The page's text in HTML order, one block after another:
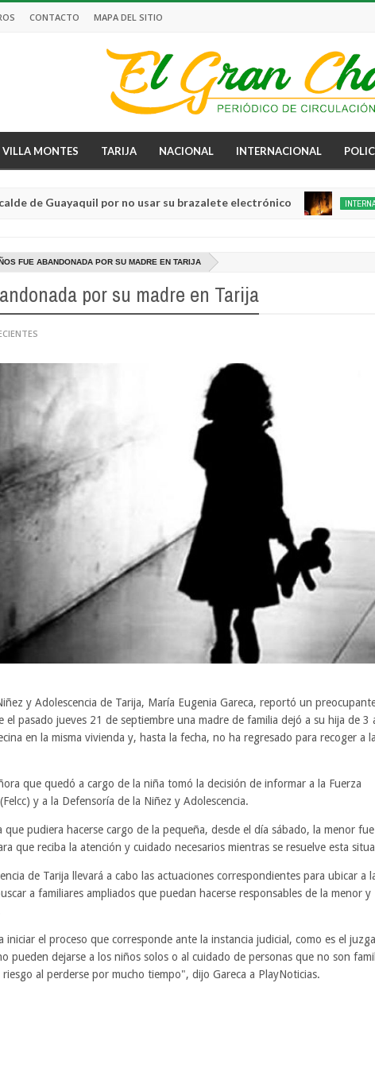
CONTACTO MAPA DEL SITIO
VILLA MONTES TARIJA NACIONAL INTERNACIONAL
por no usar su brazalete electrónico INTERNACIONAL
FUE ABANDONADA POR SU MADRE EN TARIJA
por su madre en Tarija
y Adolescencia de Tarija, María Eugenia Gareca, reportó un
pasado jueves 21 de septiembre una madre de familia dejó a su hija de 3
en la misma vivienda y, hasta la fecha, no ha regresado para recoger a la
que quedó a cargo de la niña tomó la decisión de informar a la Fuerza
y a la Defensoría de la Niñez y Adolescencia.
pudiera hacerse cargo de la pequeña, desde el día sábado, la menor fue
que reciba la atención y cuidado necesarios mientras se resuelve esta
de Tarija llevará a cabo las actuaciones correspondientes para ubicar a
a familiares ampliados que puedan hacerse responsables de la menor y
iniciar el proceso que corresponde ante la instancia judicial, como es el
pueden dejarse a los niños solos o al cuidado de personas que no son
al perderse por mucho tiempo", dijo Gareca a PlayNoticias.